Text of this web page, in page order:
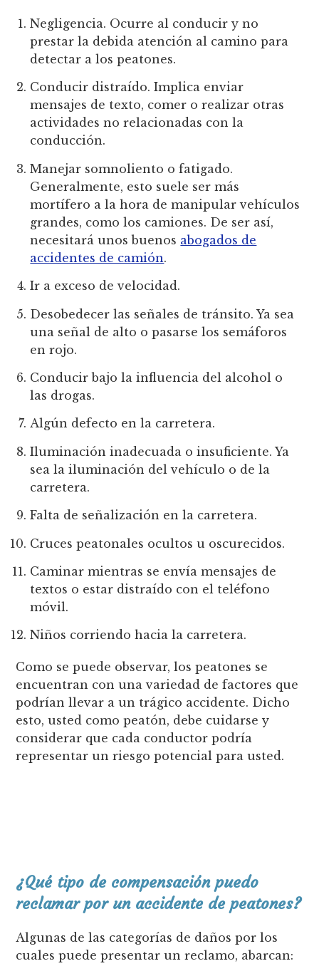
Negligencia. Ocurre al conducir y no
prestar la debida atención al camino para
detectar a los peatones.
Conducir distraído. Implica enviar
mensajes de texto, comer o realizar otras
actividades no relacionadas con la
conducción.
Manejar somnoliento o fatigado.
Generalmente, esto suele ser más
mortífero a la hora de manipular vehículos
grandes, como los camiones. De ser así,
necesitará unos buenos abogados de
accidentes de camión.
Ir a exceso de velocidad.
Desobedecer las señales de tránsito. Ya sea
una señal de alto o pasarse los semáforos
en rojo.
Conducir bajo la influencia del alcohol o
las drogas.
Algún defecto en la carretera.
Iluminación inadecuada o insuficiente. Ya
sea la iluminación del vehículo o de la
carretera.
Falta de señalización en la carretera.
Cruces peatonales ocultos u oscurecidos.
Caminar mientras se envía mensajes de
textos o estar distraído con el teléfono
móvil.
Niños corriendo hacia la carretera.
Como se puede observar, los peatones se
encuentran con una variedad de factores que
podrían llevar a un trágico accidente. Dicho
esto, usted como peatón, debe cuidarse y
considerar que cada conductor podría
representar un riesgo potencial para usted.
¿Qué tipo de compensación puedo
reclamar por un accidente de peatones?
Algunas de las categorías de daños por los
cuales puede presentar un reclamo, abarcan: